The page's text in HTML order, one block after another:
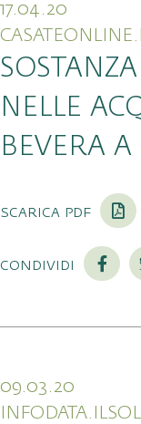
17.04.20
NELLE
BEVERA A
scarica pdf
condividi
09.03.20